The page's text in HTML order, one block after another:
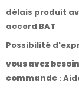
délais produit
accord BAT
Possibilité
vous avez
commande :